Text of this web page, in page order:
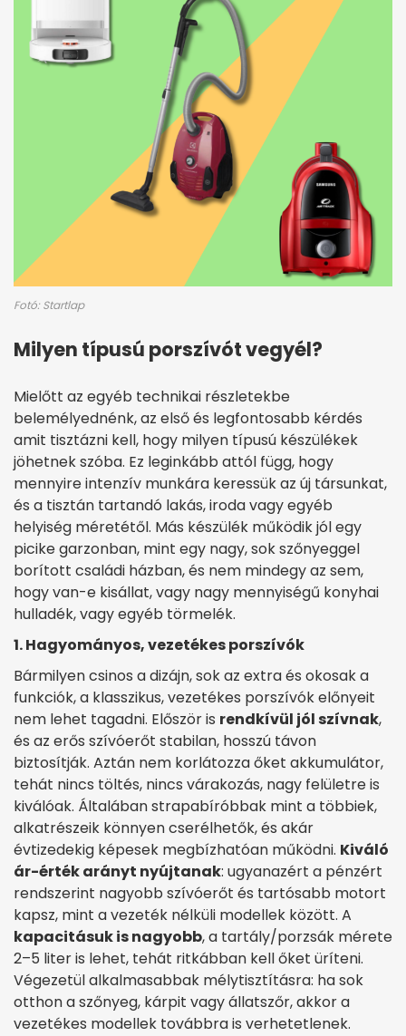
Fotó: Startlap
Milyen típusú porszívót vegyél?
Mielőtt az egyéb technikai részletekbe
belemélyednénk, az első és legfontosabb kérdés
amit tisztázni kell, hogy milyen típusú készülékek
jöhetnek szóba. Ez leginkább attól függ, hogy
mennyire intenzív munkára keressük az új társunkat,
és a tisztán tartandó lakás, iroda vagy egyéb
helyiség méretétől. Más készülék működik jól egy
picike garzonban, mint egy nagy, sok szőnyeggel
borított családi házban, és nem mindegy az sem,
hogy van-e kisállat, vagy nagy mennyiségű konyhai
hulladék, vagy egyéb törmelék.
1. Hagyományos, vezetékes porszívók
Bármilyen csinos a dizájn, sok az extra és okosak a
funkciók, a klasszikus, vezetékes porszívók előnyeit
nem lehet tagadni. Először is rendkívül jól szívnak,
és az erős szívóerőt stabilan, hosszú távon
biztosítják. Aztán nem korlátozza őket akkumulátor,
tehát nincs töltés, nincs várakozás, nagy felületre is
kiválóak. Általában strapabíróbbak mint a többiek,
alkatrészeik könnyen cserélhetők, és akár
évtizedekig képesek megbízhatóan működni. Kiváló
ár-érték arányt nyújtanak: ugyanazért a pénzért
rendszerint nagyobb szívóerőt és tartósabb motort
kapsz, mint a vezeték nélküli modellek között. A
kapacitásuk is nagyobb, a tartály/porzsák mérete
2–5 liter is lehet, tehát ritkábban kell őket üríteni.
Végezetül alkalmasabbak mélytisztításra: ha sok
otthon a szőnyeg, kárpit vagy állatszőr, akkor a
vezetékes modellek továbbra is verhetetlenek.